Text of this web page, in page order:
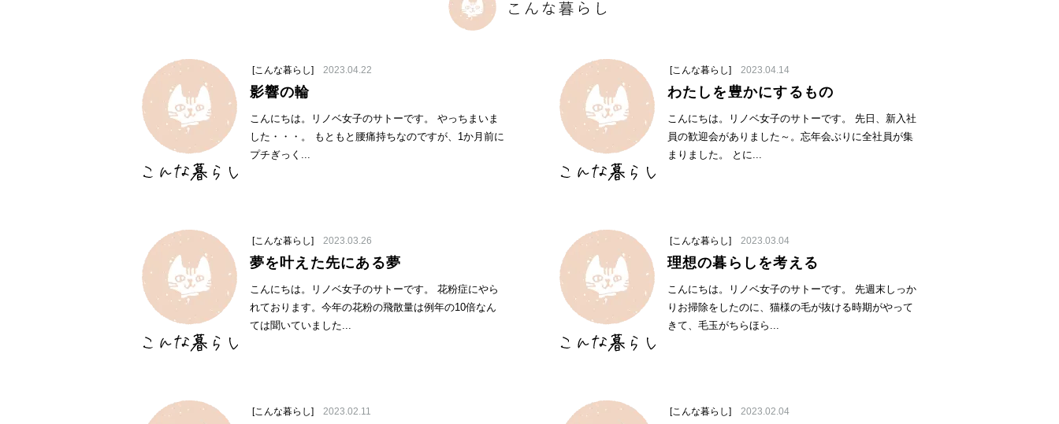
[こんな暮らし] 2023.04.22
影響の輪
こんにちは。リノベ女子のサトーです。 やっちまいま
した・・・。 もともと腰痛持ちなのですが、1か月前に
プチぎっく...
[こんな暮らし] 2023.04.14
わたしを豊かにするもの
こんにちは。リノベ女子のサトーです。 先日、新入社
員の歓迎会がありました～。忘年会ぶりに全社員が集
まりました。 とに...
[こんな暮らし] 2023.03.26
夢を叶えた先にある夢
こんにちは。リノベ女子のサトーです。 花粉症にやら
れております。今年の花粉の飛散量は例年の10倍なん
ては聞いていました...
[こんな暮らし] 2023.03.04
理想の暮らしを考える
こんにちは。リノベ女子のサトーです。 先週末しっか
りお掃除をしたのに、猫様の毛が抜ける時期がやって
きて、毛玉がちらほら...
[こんな暮らし] 2023.02.11 [こんな暮らし] 2023.02.04